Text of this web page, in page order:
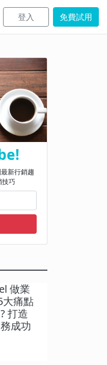
登入 免費試用
新行銷趨
技巧
做業
大痛點
打造
成功